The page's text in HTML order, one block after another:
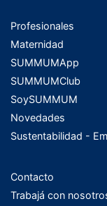
Profesionales
Maternidad
SUMMUMApp
SUMMUMClub
SoySUMMUM
Novedades
Sustentabilidad -
Contacto
Trabajá con